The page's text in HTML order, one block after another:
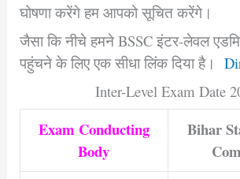
घोषणा करेंगे हम आपको सूचित करेंगे।
जैसा कि नीचे हमने BSSC इंटर-लेवल
पहुंचने के लिए एक सीधा लिंक दिया है।
Inter-Level Exam Date
Exam Conducting
Body
Bihar